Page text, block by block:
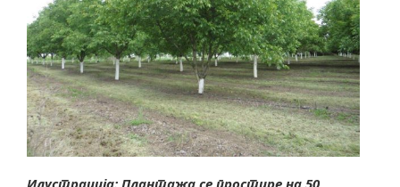
Илустрација: Плантажа се простире на 50